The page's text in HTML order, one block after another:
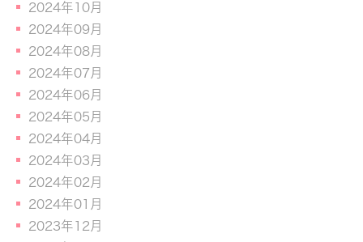
2024年10月
2024年09月
2024年08月
2024年07月
2024年06月
2024年05月
2024年04月
2024年03月
2024年02月
2024年01月
2023年12月